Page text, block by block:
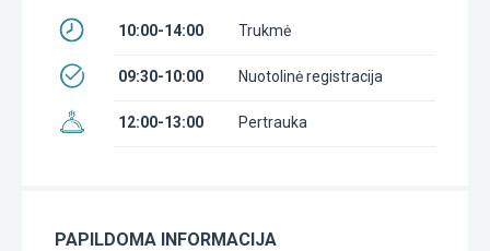
10:00-14:00 Trukmė
09:30-10:00 Nuotolinė registracija
12:00-13:00 Pertrauka
PAPILDOMA INFORMACIJA